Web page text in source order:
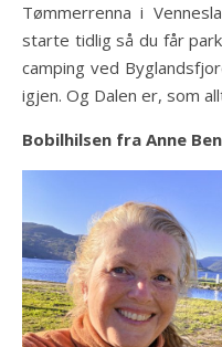
Tømmerrenna i
starte tidlig så du får
camping ved
igjen. Og Dalen er, som
Bobilhilsen fra Anne